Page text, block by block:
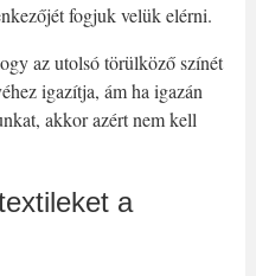
fogjuk velük elérni.
az utolsó törülköző színét
igazítja, ám ha igazán
akkor azért nem kell
a